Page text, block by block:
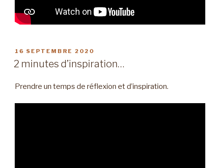
PUBLIÉ
LE
16 SEPTEMBRE 2020
2 minutes d’inspiration…
Prendre un temps de réflexion et d’inspiration.